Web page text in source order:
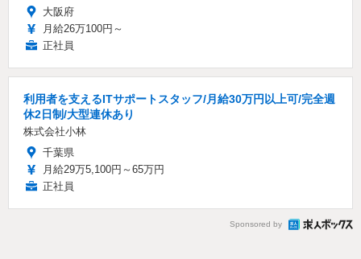
大阪府
月給26万100円～
正社員
利用者を支えるITサポートスタッフ/月給30万円以上可/完全週
休2日制/大型連休あり
株式会社小林
千葉県
月給29万5,100円～65万円
正社員
Sponsored by